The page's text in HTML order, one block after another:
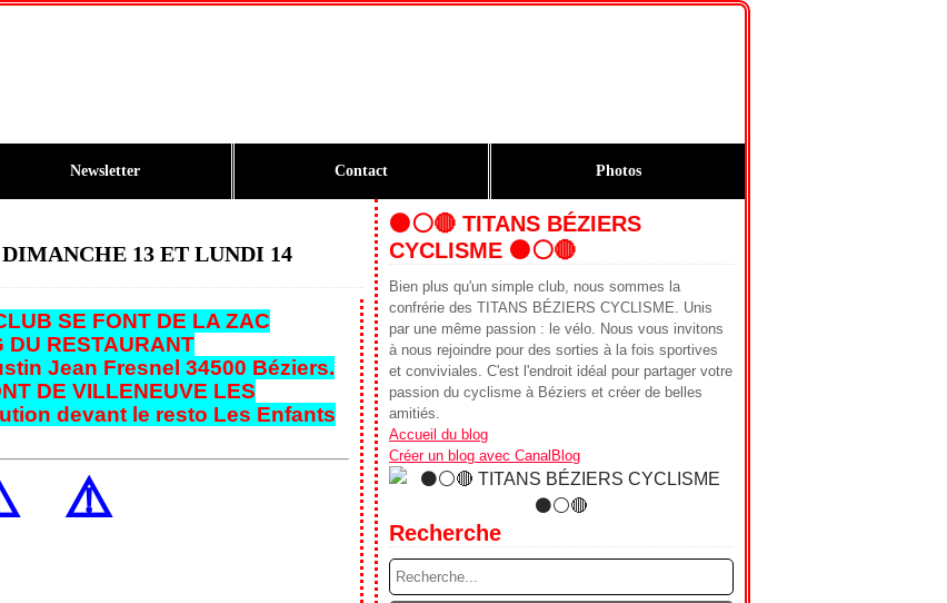
Newsletter Contact Photos
13 ET LUNDI 14
SE FONT DE LA ZAC
DU RESTAURANT
Jean Fresnel 34500 Béziers.
DE VILLENEUVE LES
devant le resto Les Enfants
⚠️
⚫️⚪️🔴 TITANS BÉZIERS
CYCLISME ⚫️⚪️🔴
Bien plus qu'un simple club, nous sommes la
confrérie des TITANS BÉZIERS CYCLISME. Unis
par une même passion : le vélo. Nous vous invitons
à nous rejoindre pour des sorties à la fois sportives
et conviviales. C'est l'endroit idéal pour partager votre
passion du cyclisme à Béziers et créer de belles
amitiés.
Accueil du blog
Créer un blog avec CanalBlog
Recherche